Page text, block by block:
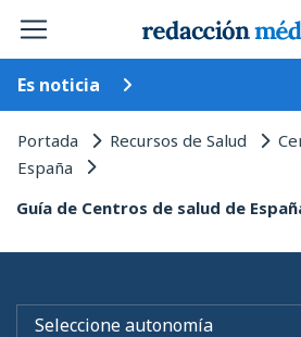
Es noticia
Portada Recursos de Salud
España
Guía de Centros de salud de